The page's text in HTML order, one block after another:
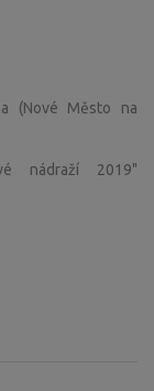
(Nové Město na
nádraží 2019"